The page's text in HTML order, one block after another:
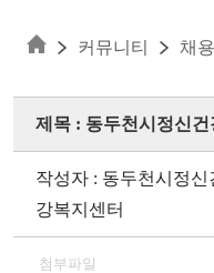
커뮤니티 채
제목 : 동두천시정신
작성자 : 동두천시정신
강복지센터
첨부파일